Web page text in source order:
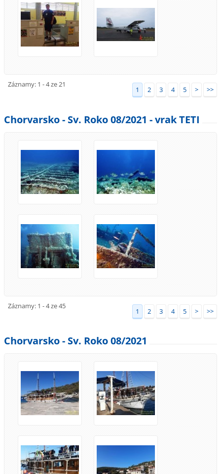
Záznamy: 1 - 4 ze 21
1 2 3 4 5 > >>
Chorvarsko - Sv. Roko 08/2021 - vrak TETI
Záznamy: 1 - 4 ze 45
1 2 3 4 5 > >>
Chorvarsko - Sv. Roko 08/2021